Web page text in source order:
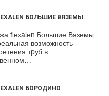
БОЛЬШИЕ ВЯЗЕМЫ
flехalеn Большие Вяземы
возможность
тpуб в
БОРОДИНО